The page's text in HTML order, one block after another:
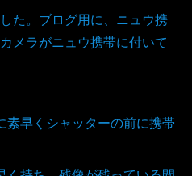
た。ブログ用に、ニュウ携
メラがニュウ携帯に付いて
素早くシャッターの前に携帯